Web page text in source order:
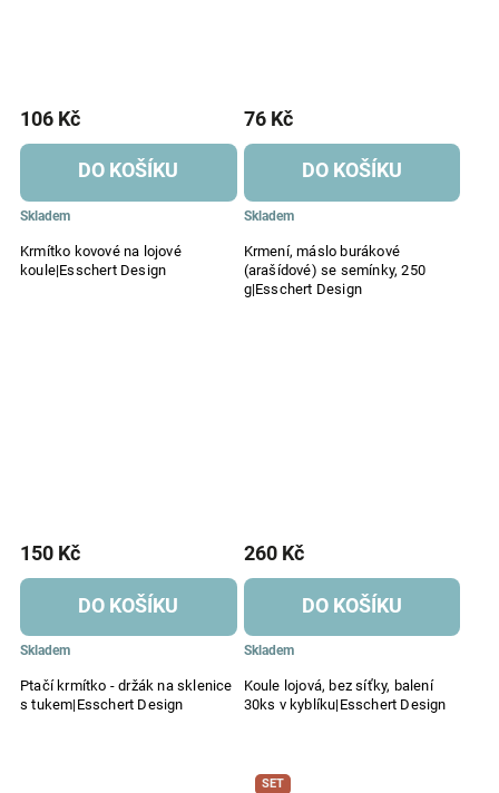
Krmítko kovové na lojové
koule|Esschert Design
Skladem
106 Kč
DO KOŠÍKU
Krmení, máslo burákové
(arašídové) se semínky, 250
g|Esschert Design
Skladem
76 Kč
DO KOŠÍKU
Ptačí krmítko - držák na sklenice
s tukem|Esschert Design
Skladem
150 Kč
DO KOŠÍKU
Koule lojová, bez síťky, balení
30ks v kyblíku|Esschert Design
Skladem
260 Kč
DO KOŠÍKU
SET